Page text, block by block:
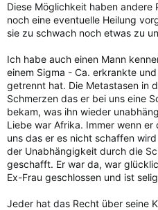
Diese Möglichkeit haben andere
noch eine eventuelle Heilung
sie zu schwach noch etwas zu
Ich habe auch einen Mann
einem Sigma - Ca. erkrankte
getrennt hat. Die Metastasen in
Schmerzen das er bei uns eine
bekam, was ihn wieder
Liebe war Afrika. Immer wenn
uns das er es nicht schaffen
der Unabhängigkeit durch die
geschafft. Er war da, war
Ex-Frau geschlossen und ist
Jeder hat das Recht über seine